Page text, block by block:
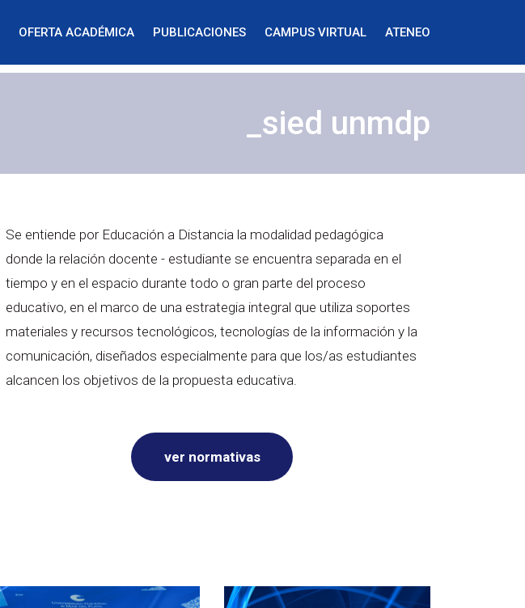
OFERTA ACADÉMICA PUBLICACIONES CAMPUS VIRTUAL ATENEO
_sied unmdp
Se entiende por Educación a Distancia la modalidad pedagógica
donde la relación docente - estudiante se encuentra separada en el
tiempo y en el espacio durante todo o gran parte del proceso
educativo, en el marco de una estrategia integral que utiliza soportes
materiales y recursos tecnológicos, tecnologías de la información y la
comunicación, diseñados especialmente para que los/as estudiantes
alcancen los objetivos de la propuesta educativa.
ver normativas